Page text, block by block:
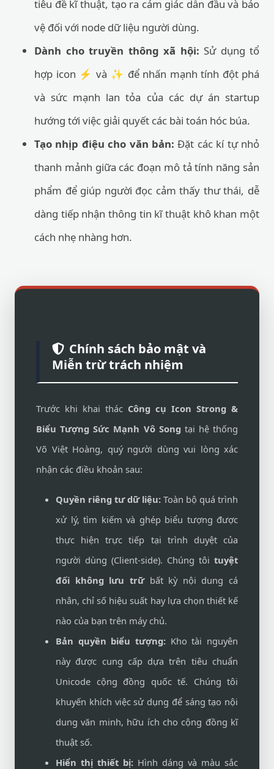
tiêu đề kĩ thuật, tạo ra cảm giác dẫn đầu và bảo
vệ đối với node dữ liệu người dùng.
Dành cho truyền thông xã hội: Sử dụng tổ
hợp icon ⚡ và ✨ để nhấn mạnh tính đột phá
và sức mạnh lan tỏa của các dự án startup
hướng tới việc giải quyết các bài toán hóc búa.
Tạo nhịp điệu cho văn bản: Đặt các kí tự nhỏ
thanh mảnh giữa các đoạn mô tả tính năng sản
phẩm để giúp người đọc cảm thấy thư thái, dễ
dàng tiếp nhận thông tin kĩ thuật khô khan một
cách nhẹ nhàng hơn.
Chính sách bảo mật và
Miễn trừ trách nhiệm
Trước khi khai thác Công cụ Icon Strong &
Biểu Tượng Sức Mạnh Vô Songtại hệ thống
Võ Việt Hoàng, quý người dùng vui lòng xác
nhận các điều khoản sau:
Quyền riêng tư dữ liệu: Toàn bộ quá trình
xử lý, tìm kiếm và ghép biểu tượng được
thực hiện trực tiếp tại trình duyệt của
người dùng (Client-side). Chúng tôi tuyệt
đối không lưu trữbất kỳ nội dung cá
nhân, chỉ số hiệu suất hay lựa chọn thiết kế
nào của bạn trên máy chủ.
Bản quyền biểu tượng: Kho tài nguyên
này được cung cấp dựa trên tiêu chuẩn
Unicode cộng đồng quốc tế. Chúng tôi
khuyến khích việc sử dụng để sáng tạo nội
dung văn minh, hữu ích cho cộng đồng kĩ
thuật số.
Hiển thị thiết bị: Hình dáng và màu sắc